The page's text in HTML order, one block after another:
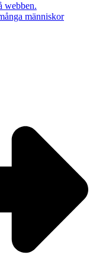
webben.
människor